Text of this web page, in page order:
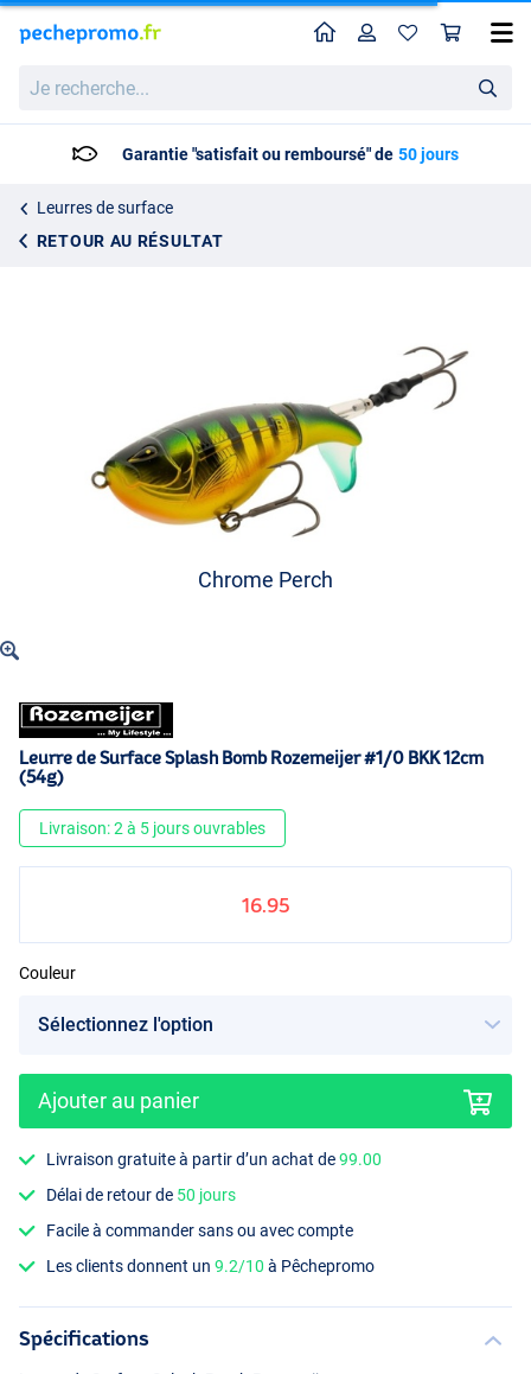
recherche...
HomeProfil
Garantie "satisfait ou remboursé" de 50 jours
Leurres de surface
RETOUR AU RÉSULTAT
Leurre de Surface Splash Bomb Rozemeijer #1/0 BKK 12cm (54g)
Chrome Perch
Japanese Shock
Leurre de Surface Splash Bomb Rozemeijer #1/0 BKK 12cm
(54g)
Livraison: 2 à 5 jours ouvrables
16.95
Couleur
Ajouter au panier
Livraison gratuite à partir d’un achat de99.00
Délai de retour de 50 jours
Facile à commander sans ou avec compte
Les clients donnent un9.2/10 à Pêchepromo
Spécifications